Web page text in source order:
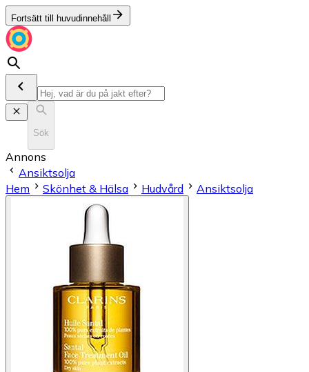
Fortsätt till huvudinnehåll
Sök
Annons
Ansiktsolja
Hem
Skönhet & Hälsa Hudvård Ansiktsolja